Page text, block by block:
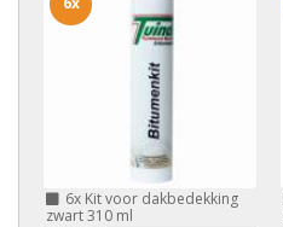
6x Kit voor dakbedekking
zwart 310 ml